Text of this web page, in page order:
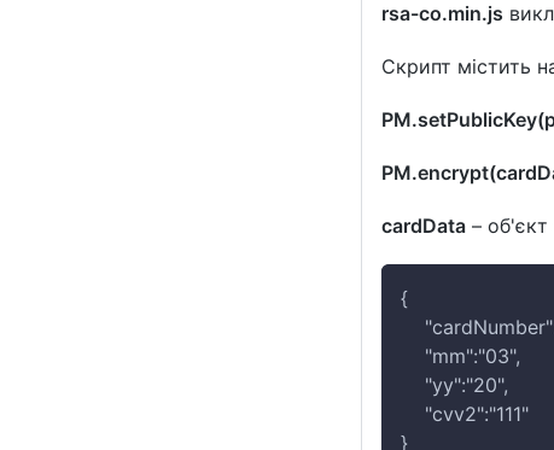
rsa-co.min.js
Скрипт містить
cardData – об'єкт
{
    "mm":"03",
    "yy":"20",
    "cvv2":"111"
}